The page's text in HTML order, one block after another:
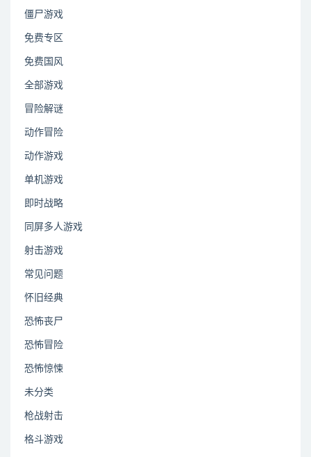
僵尸游戏
免费专区
免费国风
全部游戏
冒险解谜
动作冒险
动作游戏
单机游戏
即时战略
同屏多人游戏
射击游戏
常见问题
怀旧经典
恐怖丧尸
恐怖冒险
恐怖惊悚
未分类
枪战射击
格斗游戏